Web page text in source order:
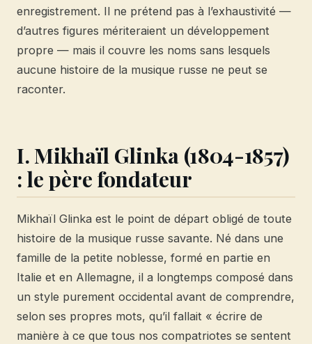
enregistrement. Il ne prétend pas à l’exhaustivité —
d’autres figures mériteraient un développement
propre — mais il couvre les noms sans lesquels
aucune histoire de la musique russe ne peut se
raconter.
I. Mikhaïl Glinka (1804-1857)
: le père fondateur
Mikhaïl Glinka est le point de départ obligé de toute
histoire de la musique russe savante. Né dans une
famille de la petite noblesse, formé en partie en
Italie et en Allemagne, il a longtemps composé dans
un style purement occidental avant de comprendre,
selon ses propres mots, qu’il fallait « écrire de
manière à ce que tous nos compatriotes se sentent